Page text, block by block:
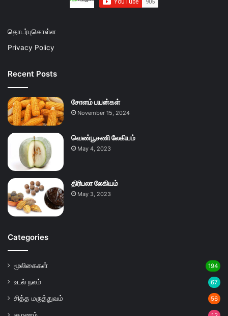
தொடர்புகொள்ள
Privacy Policy
Recent Posts
சோளம் பயன்கள்
November 15, 2024
வெண்பூசணி லேகியம்
May 4, 2023
திரிபலா லேகியம்
May 3, 2023
Categories
மூலிகைகள் 194
உடல் நலம் 67
சித்த மருத்துவம் 56